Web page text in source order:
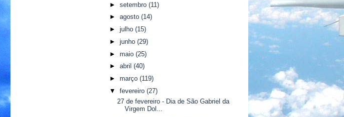
► setembro (11)
► agosto (14)
► julho (15)
► junho (29)
► maio (25)
► abril (40)
► março (119)
▼ fevereiro (27)
27 de fevereiro - Dia de São Gabriel da
Virgem Dol...